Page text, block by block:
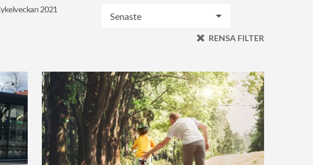
2021
RENSA FILTER